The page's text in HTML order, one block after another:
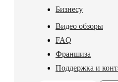
Бизнесу
Видео обзоры
FAQ
Франшиза
Поддержка и